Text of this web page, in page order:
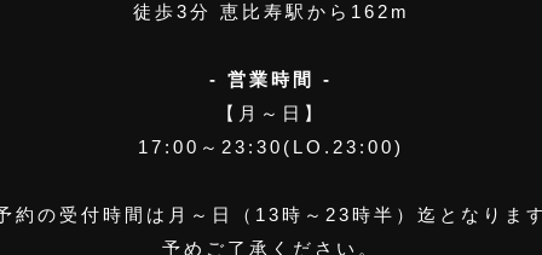
徒歩3分 恵比寿駅から162m
- 営業時間 -
【月～日】
17:00～23:30(LO.23:00)
約の受付時間は月～日（13時～23時半）迄となりま
予めご了承ください。